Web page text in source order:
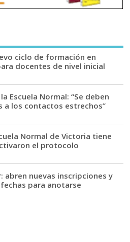
ciclo de formación en
docentes de nivel inicial
Escuela Normal: “Se deben
a los contactos estrechos”
Normal de Victoria tiene
el protocolo
abren nuevas inscripciones y
para anotarse